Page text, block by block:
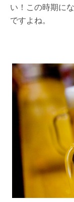
い！この時期に
ですよね。